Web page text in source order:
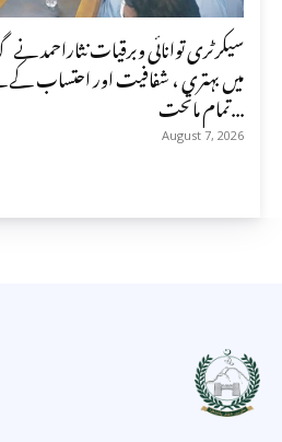
سیکرٹری توانائی وبرقیات نثاراحمد
میں بہتری ، شفافیت اور احتساب
تمام ماتحت...
August 7, 2026